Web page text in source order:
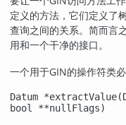
定义的方法，它们定义了
查询之间的关系。简而言
用和一个干净的接口。
一个用于GIN的操作符类
Datum
bool **nullFlags)